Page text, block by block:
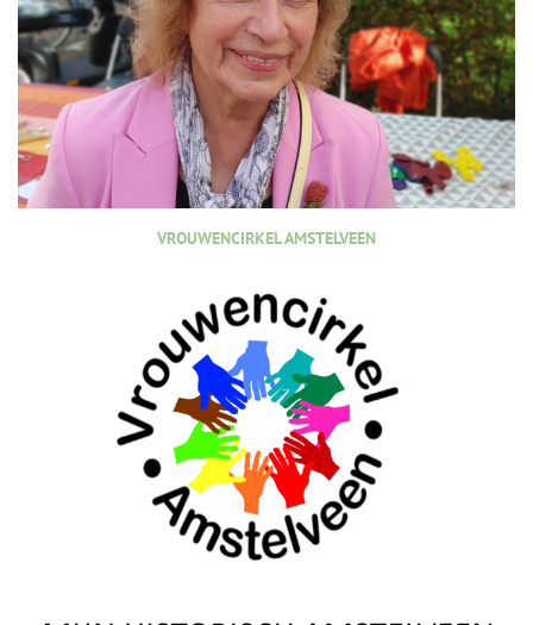
VROUWENCIRKEL AMSTELVEEN